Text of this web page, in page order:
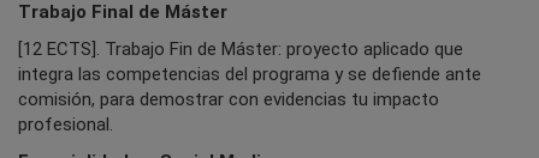
Trabajo Final de Máster
[12 ECTS]. Trabajo Fin de Máster: proyecto aplicado que
integra las competencias del programa y se defiende ante
comisión, para demostrar con evidencias tu impacto
profesional.